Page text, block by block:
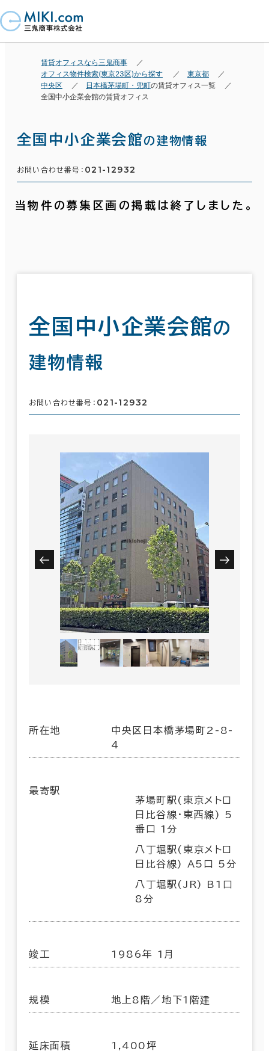
賃貸オフィスなら三鬼商事
オフィス物件検索(東京23区)から探す
東京都
中央区
日本橋茅場町・兜町の賃貸オフィス一覧
全国中小企業会館の賃貸オフィス
全国中小企業会館の建物情報
お問い合わせ番号： 021-12932
当物件の募集区画の掲載は終了しました。
全国中小企業会館の
建物情報
お問い合わせ番号： 021-12932
所在地
中央区日本橋茅場町2-8-
4
最寄駅
茅場町駅(東京メトロ
日比谷線･東西線) 5
番口 1分
八丁堀駅(東京メトロ
日比谷線) A5口 5分
八丁堀駅(JR) B1口
8分
竣工 1986年 1月
規模 地上8階／地下1階建
延床面積 1,400坪